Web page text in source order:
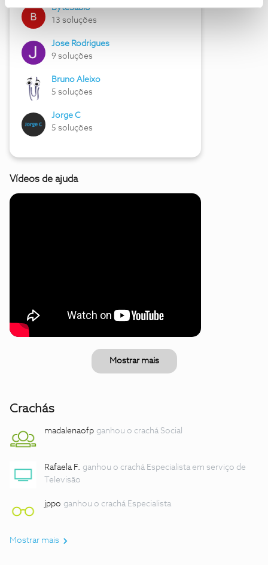
ByteSábio
13 soluções
Jose Rodrigues
9 soluções
Bruno Aleixo
5 soluções
Jorge C
5 soluções
Vídeos de ajuda
Mostrar mais
Crachás
madalenaofp ganhou o crachá Social
Rafaela F. ganhou o crachá Especialista em serviço de
Televisão
jppo ganhou o crachá Especialista
Mostrar mais